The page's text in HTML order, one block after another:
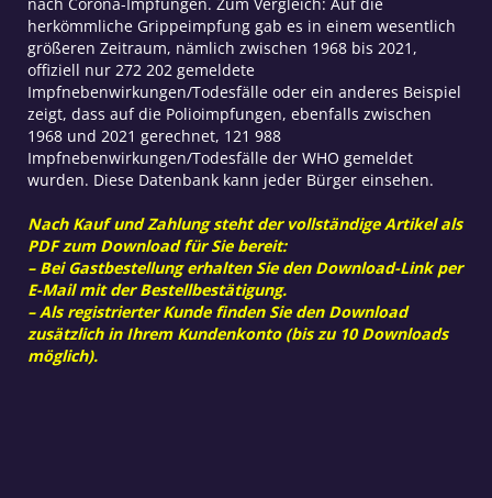
herkömmliche Grippeimpfung gab es in einem wesentlich
größeren Zeitraum, nämlich zwischen 1968 bis 2021,
offiziell nur 272 202 gemeldete
Impfnebenwirkungen/Todesfälle oder ein anderes Beispiel
zeigt, dass auf die Polioimpfungen, ebenfalls zwischen
1968 und 2021 gerechnet, 121 988
Impfnebenwirkungen/Todesfälle der WHO gemeldet
wurden. Diese Datenbank kann jeder Bürger einsehen.
Nach Kauf und Zahlung steht der vollständige Artikel als
PDF zum Download für Sie bereit:
– Bei Gastbestellung erhalten Sie den Download-Link per
E-Mail mit der Bestellbestätigung.
– Als registrierter Kunde finden Sie den Download
zusätzlich in Ihrem Kundenkonto (bis zu 10 Downloads
möglich).